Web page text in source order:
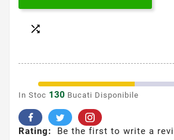

In Stoc 130 Bucati Disponibile
Rating: Be the first to write a